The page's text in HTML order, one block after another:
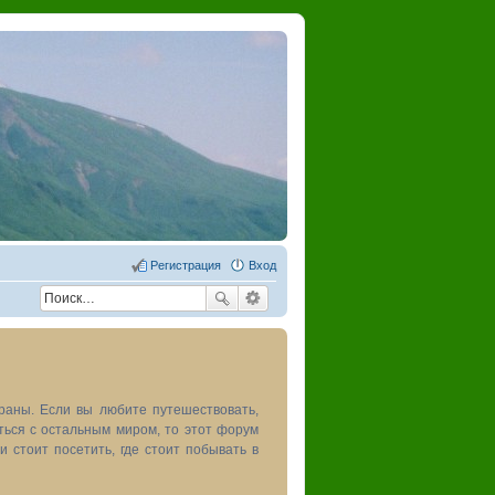
Вход
Регистрация
Если вы любите путешествовать,
с остальным миром, то этот форум
стоит посетить, где стоит побывать в